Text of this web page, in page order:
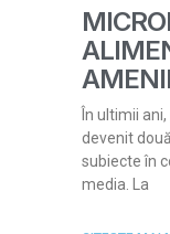
În ultimii
devenit
subiecte în
media. La